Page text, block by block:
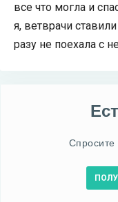
все что могла и
я, ветврачи
разу не поехала с
Спросите